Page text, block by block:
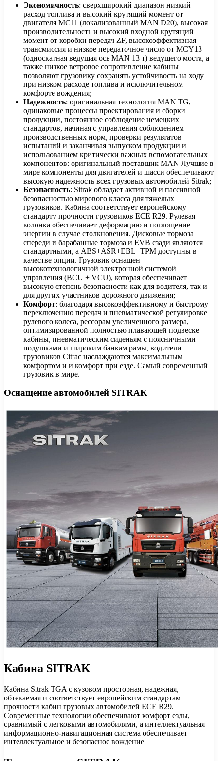
Экономичность: сверхширокий диапазон низкий
расход топлива и высокий крутящий момент от
двигателя MC11 (локализованный MAN D20), высокая
производительность и высокий входной крутящий
момент от коробки передач ZF, высокоэффективная
трансмиссия и низкое передаточное число от MCY13
(односкатная ведущая ось MAN 13 т) ведущего моста, а
также низкое ветровое сопротивление кабины
позволяют грузовику сохранять устойчивость на ходу
при низком расходе топлива и исключительном
комфорте вождения;
Надежность: оригинальная технология MAN TG,
одинаковые процессы проектирования и сборки
продукции, постоянное соблюдение немецких
стандартов, начиная с управления соблюдением
производственных норм, проверки результатов
испытаний и заканчивая выпуском продукции и
использованием критически важных вспомогательных
компонентов: оригинальный поставщик MAN Лучшие в
мире компоненты для двигателей и шасси обеспечивают
высокую надежность всех грузовых автомобилей Sitrak;
Безопасность: Sitrak обладает активной и пассивной
безопасностью мирового класса для тяжелых
грузовиков. Кабина соответствует европейскому
стандарту прочности грузовиков ECE R29. Рулевая
колонка обеспечивает деформацию и поглощение
энергии в случае столкновения. Дисковые тормоза
спереди и барабанные тормоза и EVB сзади являются
стандартными, а ABS+ASR+EBL+TPM доступны в
качестве опции. Грузовик оснащен
высокотехнологичной электронной системой
управления (BCU + VCU), которая обеспечивает
высокую степень безопасности как для водителя, так и
для других участников дорожного движения;
Комфорт: благодаря высокоэффективному и быстрому
переключению передач и пневматической регулировке
рулевого колеса, рессорам увеличенного размера,
оптимизированной полностью плавающей подвеске
кабины, пневматическим сиденьям с поясничными
подушками и широким банкам рамы, водители
грузовиков Citrac наслаждаются максимальным
комфортом и и комфорт при езде. Самый современный
грузовик в мире.
Оснащение автомобилей SITRAK
Кабина SITRAK
Кабина Sitrak TGA с кузовом просторная, надежная,
обтекаемая и соответствует европейским стандартам
прочности кабин грузовых автомобилей ECE R29.
Современные технологии обеспечивают комфорт езды,
сравнимый с легковыми автомобилями, а интеллектуальная
информационно-навигационная система обеспечивает
интеллектуальное и безопасное вождение.